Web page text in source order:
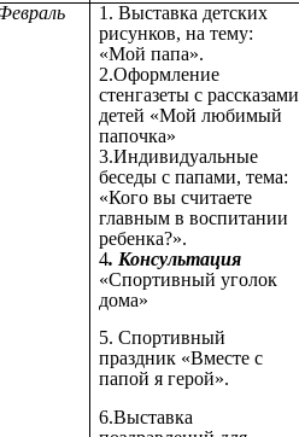
1. Выставка детских
рисунков, на тему:
«Мой папа».
2.Оформление
стенгазеты с рассказами
детей «Мой любимый
папочка»
3.Индивидуальные
беседы с папами, тема:
«Кого вы считаете
главным в воспитании
ребенка?».
4. Консультация
«Спортивный уголок
дома»
5. Спортивный
праздник «Вместе с
папой я герой».
6.Выставка